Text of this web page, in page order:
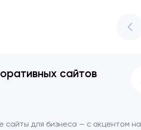
сайтов
сайты для бизнеса — с акцентом на